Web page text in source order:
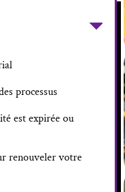
processus
est expirée ou
renouveler votre